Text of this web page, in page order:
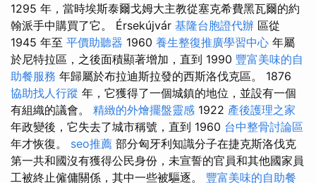
1295 年，當時埃斯泰爾戈姆大主教從塞克希費黑瓦爾的約
翰派手中購買了它。 Érsekújvár 基隆台胞證代辦 區從
1945 年至 平價助聽器 1960 養生整復推廣學習中心 年屬
於尼特拉區，之後面積顯著增加，直到 1990 豐富美味的自
助餐服務 年歸屬於布拉迪斯拉發的西斯洛伐克區。 1876
協助找人行蹤 年，它獲得了一個城鎮的地位，並設有一個
有組織的議會。 精緻的外燴擺盤靈感 1922 產後護理之家
年政變後，它失去了城市稱號，直到 1960 台中整骨討論區
年才恢復。 seo推薦 部分匈牙利知識分子在捷克斯洛伐克
第一共和國沒有獲得公民身份，未宣誓的官員和其他國家員
工被終止僱傭關係，其中一些被驅逐。 豐富美味的自助餐